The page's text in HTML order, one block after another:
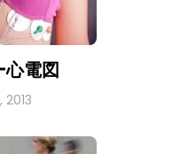
心電図
2013